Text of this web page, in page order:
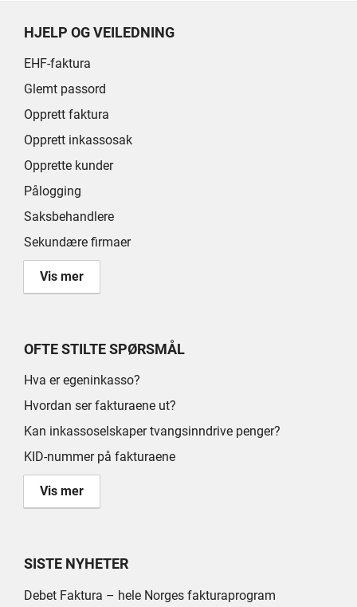
HJELP OG VEILEDNING
EHF-faktura
Glemt passord
Opprett faktura
Opprett inkassosak
Opprette kunder
Pålogging
Saksbehandlere
Sekundære firmaer
Vis mer
OFTE STILTE SPØRSMÅL
Hva er egeninkasso?
Hvordan ser fakturaene ut?
Kan inkassoselskaper tvangsinndrive penger?
KID-nummer på fakturaene
Vis mer
SISTE NYHETER
Debet Faktura – hele Norges fakturaprogram